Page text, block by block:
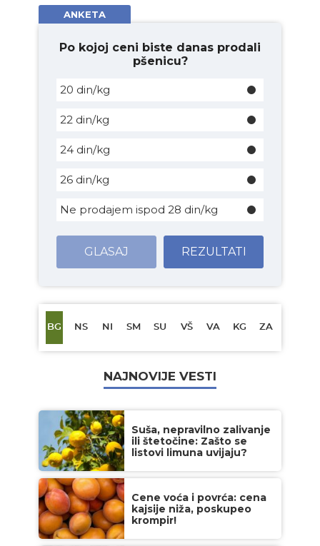
ANKETA
Po kojoj ceni biste danas prodali
pšenicu?
20 din/kg
22 din/kg
24 din/kg
26 din/kg
Ne prodajem ispod 28 din/kg
GLASAJ REZULTATI
BG NS NI SM SU VŠ VA KG ZA
NAJNOVIJE VESTI
Suša, nepravilno zalivanje
ili štetočine: Zašto se
listovi limuna uvijaju?
Cene voća i povrća: cena
kajsije niža, poskupeo
krompir!